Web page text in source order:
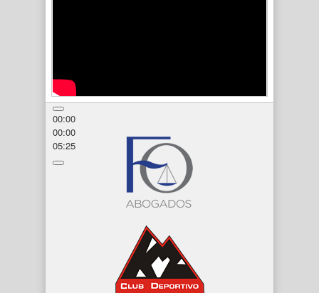
00:00
00:00
05:25